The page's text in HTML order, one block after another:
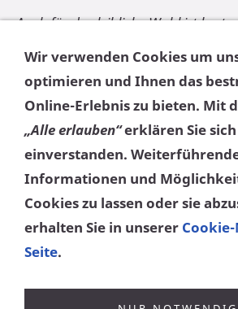
Auch für das leibliche Wohl ist
Leckeres vom Grill, Kaffee & Kuchen
Getränke für die passende
Wir freuen uns auf euren Besuch!
Auskunft für die Presse
M. Schwebel: 0178/3178369
oder im Museum 069/70 92 92
und abends nach 17 Uhr.
Mail:ffmev@feldbahn-ffm.de
Wir verwenden Cookies um
optimieren und Ihnen das
Online-Erlebniszu bieten. Mit
„Alle erlauben“erklären Sie
einverstanden.
Informationen und
Cookies zu lassen oder sie
erhalten Sie in unserer
Seite.